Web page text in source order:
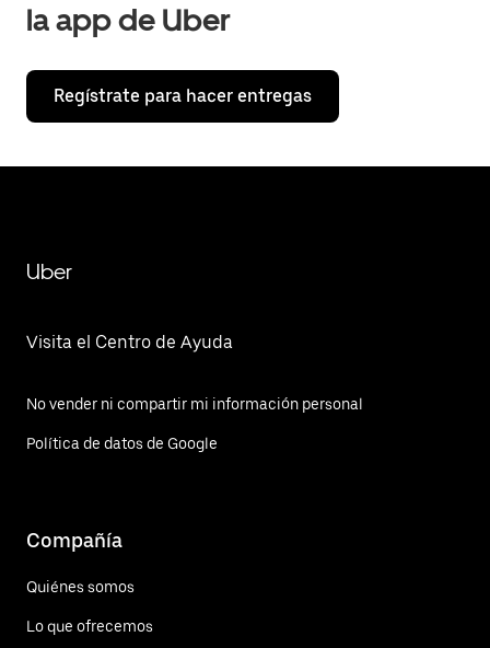
la app de Uber
Regístrate para hacer entregas
Uber
Visita el Centro de Ayuda
No vender ni compartir mi información personal
Política de datos de Google
Compañía
Quiénes somos
Lo que ofrecemos